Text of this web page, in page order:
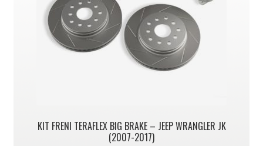
KIT FRENI TERAFLEX BIG BRAKE – JEEP WRANGLER JK
(2007-2017)